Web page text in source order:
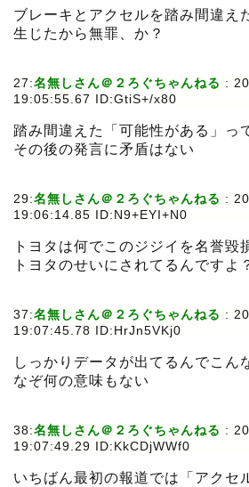
ブレーキとアクセルを踏み間違え
生じたから無罪、か？
27:名無しさん＠２ろぐちゃんねる :
19:05:55.67 ID:GtiS+/x80
踏み間違えた「可能性がある」っ
その後の発言に矛盾はない
29:名無しさん＠２ろぐちゃんねる :
19:06:14.85 ID:N9+EYI+N0
トヨタは何でこのジジイを名誉毀
トヨタのせいにされてるんですよ
37:名無しさん＠２ろぐちゃんねる :
19:07:45.78 ID:HrJn5VKj0
しっかりデータが出てるんでこん
なぞ何の意味もない
38:名無しさん＠２ろぐちゃんねる :
19:07:49.29 ID:KkCDjWWf0
いちばん最初の報道では「アクセ